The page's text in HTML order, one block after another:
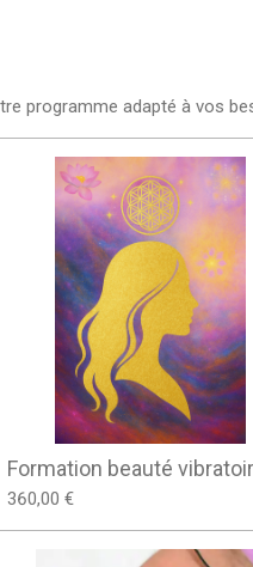
programme adapté à vos
Formation beauté
360,00 €